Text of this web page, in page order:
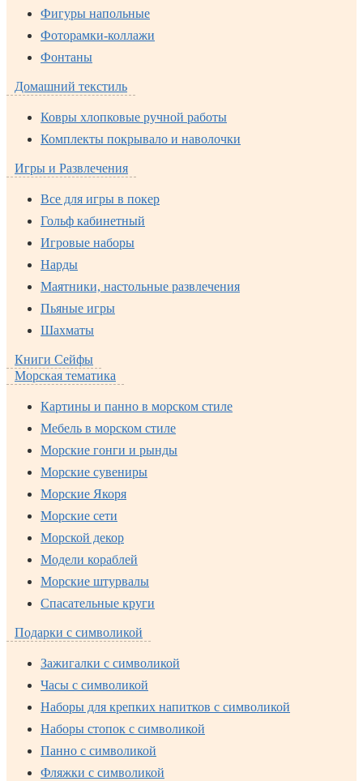
Фигуры напольные
Фоторамки-коллажи
Фонтаны
Домашний текстиль
Ковры хлопковые ручной работы
Комплекты покрывало и наволочки
Игры и Развлечения
Все для игры в покер
Гольф кабинетный
Игровые наборы
Нарды
Маятники, настольные развлечения
Пьяные игры
Шахматы
Книги Сейфы
Морская тематика
Картины и панно в морском стиле
Мебель в морском стиле
Морские гонги и рынды
Морские сувениры
Морские Якоря
Морские сети
Морской декор
Модели кораблей
Морские штурвалы
Спасательные круги
Подарки с символикой
Зажигалки с символикой
Часы с символикой
Наборы для крепких напитков с символикой
Наборы стопок с символикой
Панно с символикой
Фляжки с символикой